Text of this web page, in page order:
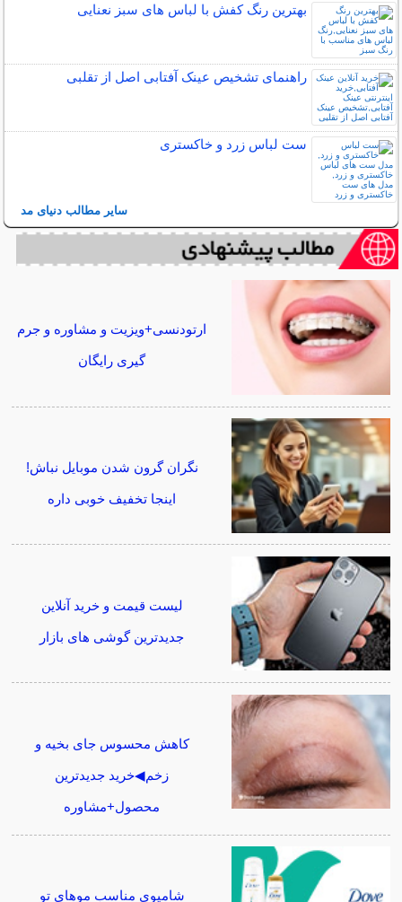
بهترین رنگ کفش با لباس های سبز نعنایی
راهنمای تشخیص عینک آفتابی اصل از تقلبی
ست لباس زرد و خاکستری
سایر مطالب دنیای مد
ارتودنسی+ویزیت و مشاوره و جرم
گیری رایگان
نگران گرون شدن موبایل نباش!
اینجا تخفیف خوبی داره
لیست قیمت و خرید آنلاین
جدیدترین گوشی های بازار
کاهش محسوس جای بخیه و
زخم◀خرید جدیدترین
محصول+مشاوره
شامپوی مناسب موهای تو